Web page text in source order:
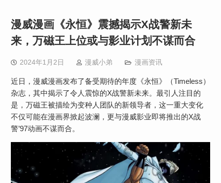
漫威漫画《永恒》震撼揭示X战警新未
来，万磁王上位或与影业计划不谋而合
2024年1月2日 漫威小弟 漫画资讯
近日，漫威漫画发布了备受期待的年度《永恒》（Timeless）
杂志，其中揭示了令人震惊的X战警新未来。最引人注目的
是，万磁王被描绘为变种人团队的新领导者，这一重大变化
不仅可能在漫画界掀起波澜，更与漫威影业即将推出的X战
警’97动画不谋而合。